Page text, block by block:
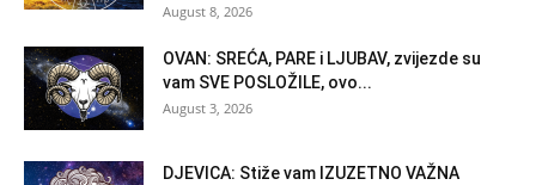
August 8, 2026
OVAN: SREĆA, PARE i LJUBAV, zvijezde su
vam SVE POSLOŽILE, ovo...
August 3, 2026
DJEVICA: Stiže vam IZUZETNO VAŽNA